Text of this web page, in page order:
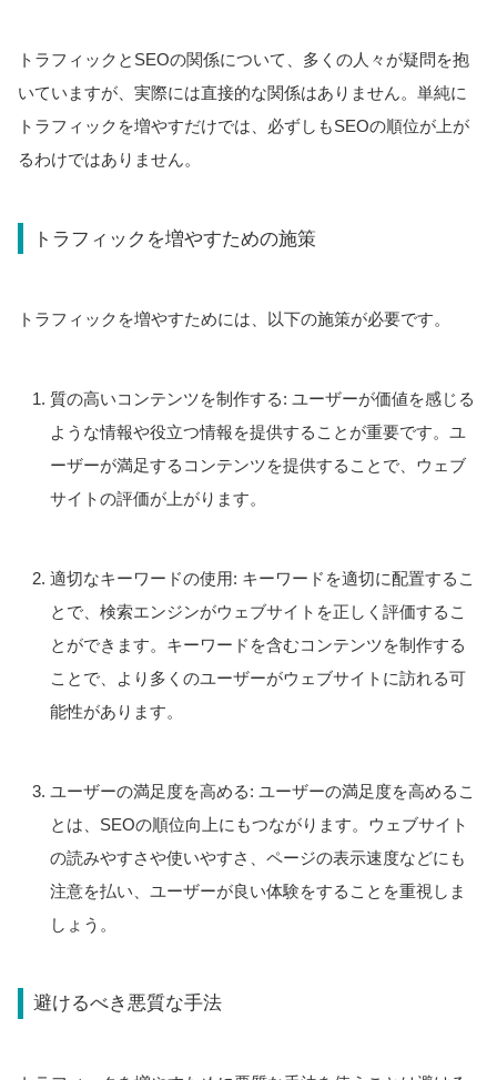
トラフィックとSEOの関係について、多くの人々が疑問を抱
いていますが、実際には直接的な関係はありません。単純に
トラフィックを増やすだけでは、必ずしもSEOの順位が上が
るわけではありません。
トラフィックを増やすための施策
トラフィックを増やすためには、以下の施策が必要です。
質の高いコンテンツを制作する: ユーザーが価値を感じる
ような情報や役立つ情報を提供することが重要です。ユ
ーザーが満足するコンテンツを提供することで、ウェブ
サイトの評価が上がります。
適切なキーワードの使用: キーワードを適切に配置するこ
とで、検索エンジンがウェブサイトを正しく評価するこ
とができます。キーワードを含むコンテンツを制作する
ことで、より多くのユーザーがウェブサイトに訪れる可
能性があります。
ユーザーの満足度を高める: ユーザーの満足度を高めるこ
とは、SEOの順位向上にもつながります。ウェブサイト
の読みやすさや使いやすさ、ページの表示速度などにも
注意を払い、ユーザーが良い体験をすることを重視しま
しょう。
避けるべき悪質な手法